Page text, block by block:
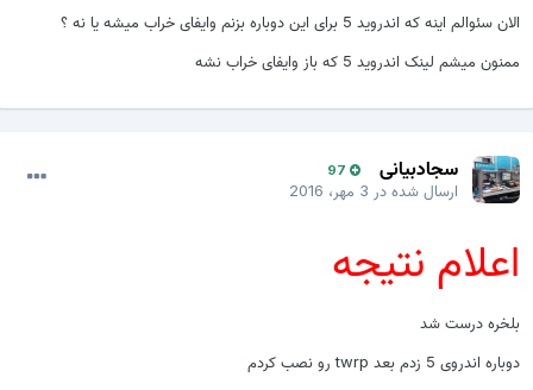
الان سئوالم اینه که اندروید 5 برای این دوباره بزنم وایفای خراب میشه یا نه ؟
ممنون میشم لینک اندروید 5 که باز وایفای خراب نشه
سجادبیانی 97
ارسال شده در3 مهر، 2016
اعلام نتیجه
بلخره درست شد
دوباره اندروی 5 زدم بعد twrp رو نصب کردم